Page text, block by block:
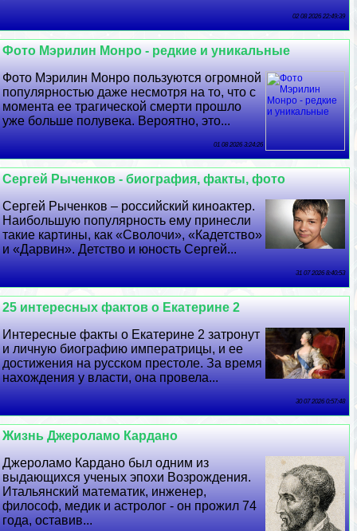
02 08 2026 22:49:39
Фото Мэрилин Монро - редкие и уникальные
Фото Мэрилин Монро пользуются огромной
популярностью даже несмотря на то, что с
момента ее трагической cмepти прошло
уже больше полувека. Вероятно, это...
01 08 2026 3:24:26
Сергeй Рыченков - биография, факты, фото
Сергeй Рыченков – российский киноактер.
Наибольшую популярность ему принесли
такие картины, как «Сволочи», «Кадетство»
и «Дарвин». Детство и юность Сергeй...
31 07 2026 8:40:53
25 интересных фактов о Екатерине 2
Интересные факты о Екатерине 2 затронут
и личную биографию императрицы, и ее
достижения на русском престоле. За время
нахождения у власти, она провела...
30 07 2026 0:57:48
Жизнь Джероламо Кардано
Джероламо Кардано был одним из
выдающихся ученых эпохи Возрождения.
Итальянский математик, инженер,
философ, медик и астролог - он прожил 74
года, оставив...